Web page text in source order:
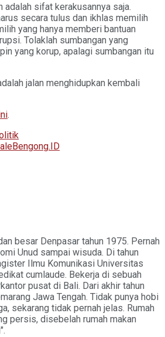
adalah sifat kerakusannya saja.
secara tulus dan ikhlas memilih
yang hanya memberi bantuan
Tolaklah sumbangan yang
yang korup, apalagi sumbangan itu
jalan menghidupkan kembali
.
besar Denpasar tahun 1975. Pernah
Unud sampai wisuda. Di tahun
Ilmu Komunikasi Universitas
cumlaude. Bekerja di sebuah
pusat di Bali. Dari akhir tahun
Jawa Tengah. Tidak punya hobi
sekarang tidak pernah jelas. Rumah
persis, disebelah rumah makan